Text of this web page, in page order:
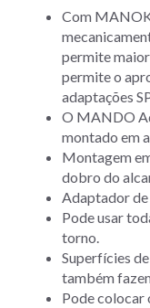
Com
permite
permite o
adaptações
O MANDO
montado em
Montagem
dobro do
Adaptador
Pode usar
torno.
Superfícies
também
Pode colocar